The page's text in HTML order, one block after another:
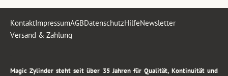
KontaktImpressumAGBDatenschutzHilfeNewsletter
Versand & Zahlung
Magic Zylinder steht seit über 35 Jahren für Qualität, Kontinuität und